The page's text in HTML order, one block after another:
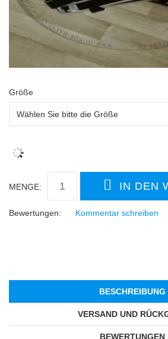
Größe
MENGE:
Bewertungen: Kommentar schreiben
BESCHREIBUNG
VERSAND UND
BEWERTUNGEN